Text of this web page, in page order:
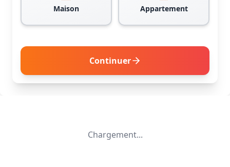
Maison Appartement
Continuer
Chargement...